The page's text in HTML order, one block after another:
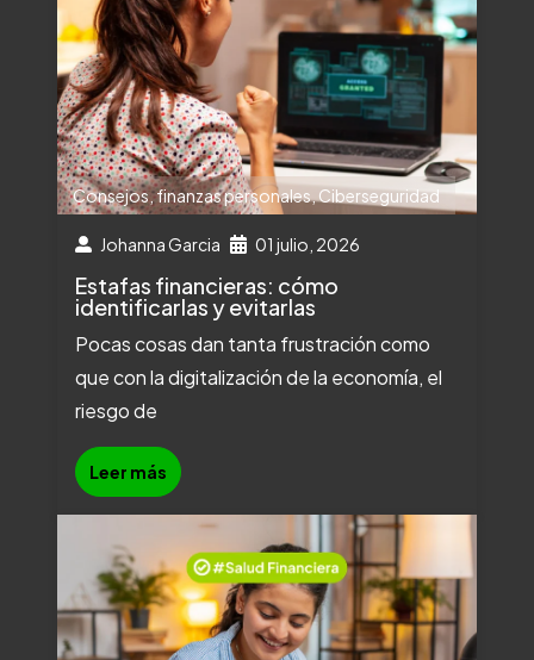
Consejos,finanzas personales,Ciberseguridad
Johanna Garcia 01 julio, 2026
Estafas financieras: cómo
identificarlas y evitarlas
Pocas cosas dan tanta frustración como
que con la digitalización de la economía, el
riesgo de
Leer más